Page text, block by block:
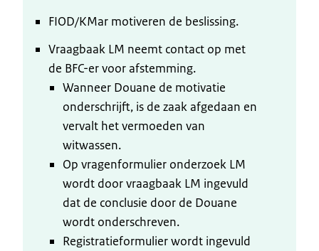
FIOD/KMar motiveren de beslissing.
Vraagbaak LM neemt contact op met
de BFC-er voor afstemming.
Wanneer Douane de motivatie
onderschrijft, is de zaak afgedaan en
vervalt het vermoeden van
witwassen.
Op vragenformulier onderzoek LM
wordt door vraagbaak LM ingevuld
dat de conclusie door de Douane
wordt onderschreven.
Registratieformulier wordt ingevuld